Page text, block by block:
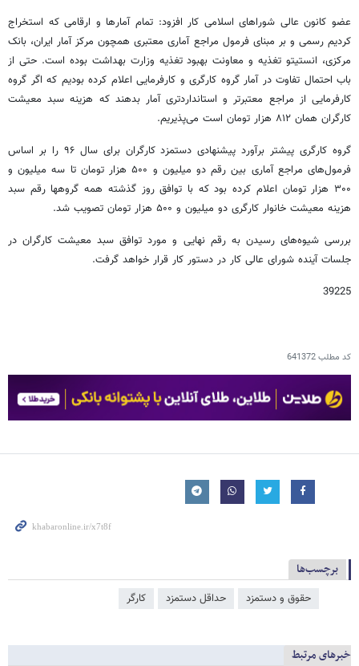
عضو کانون عالی شوراهای اسلامی کار افزود: تمام آمارها و ارقامی که استخراج
کردیم رسمی و بر مبنای فرمول‌ مراجع آماری معتبری همچون مرکز آمار ایران، بانک
مرکزی، انستیتو تغذیه و معاونت بهبود تغذیه وزارت بهداشت بوده است. حتی از
باب احتمال تفاوت در آمار گروه کارگری و کارفرمایی اعلام کرده بودیم که اگر گروه
کارفرمایی از مراجع معتبرتر و استانداردتری آمار بدهند که هزینه سبد معیشت
کارگران همان ۸۱۲ هزار تومان است می‌پذیریم.
گروه کارگری پیشتر برآورد پیشنهادی دستمزد کارگران برای سال ۹۶ را بر اساس
فرمول‌های مراجع آماری بین رقم دو میلیون و ۵۰۰ هزار تومان تا سه میلیون و
۳۰۰ هزار تومان اعلام کرده بود که با توافق روز گذشته همه گروهها رقم سبد
هزینه معیشت خانوار کارگری دو میلیون و ۵۰۰ هزار تومان تصویب شد.
بررسی شیوه‌های رسیدن به رقم نهایی و مورد توافق سبد معیشت کارگران در
جلسات آینده شورای عالی کار در دستور کار قرار خواهد گرفت.
39225
کد مطلب641372
برچسب‌ها
حقوق و دستمزد حداقل دستمزد کارگر
خبرهای مرتبط